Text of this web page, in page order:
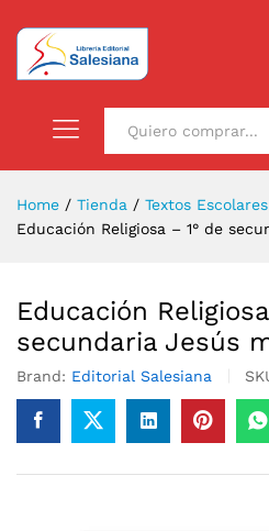
Home / Tienda / Textos Escolares
Educación Religiosa – 1° de
Educación
secundaria Jesús
Brand: Editorial Salesiana